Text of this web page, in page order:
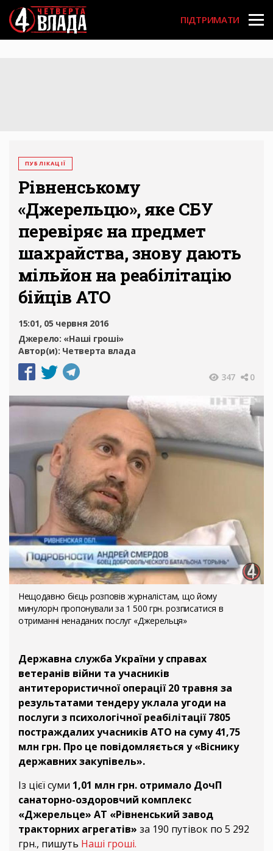
Перейти
до
основного
вмісту
User
account
ПІДТРИМАТИ
ПУБЛІКАЦІЇ
Рівненському
«Джерельцю», яке СБУ
перевіряє на предмет
шахрайства, знову дають
мільйон на реабілітацію
бійців АТО
15:01, 05 червня 2016
Джерело: «Наші гроші»
Автор(и): Четверта влада
347 0
Нещодавно бієць розповів журналістам, що йому
минулоріч пропонували за 1 500 грн. розписатися в
отриманні ненаданих послуг «Джерельця»
Державна служба України у справах
ветеранів війни та учасників
антитерористичної операції 20 травня за
результатами тендеру уклала угоди на
послуги з психологічної реабілітації 7805
постраждалих учасників АТО на суму 41,75
млн грн. Про це повідомляється у «Віснику
державних закупівель».
Із цієї суми 1,01 млн грн. отримало ДочП
санаторно-оздоровчий комплекс
«Джерельце» АТ «Рівненський завод
тракторних агрегатів» за 190 путівок по 5 292
грн., пишуть Наші гроші.